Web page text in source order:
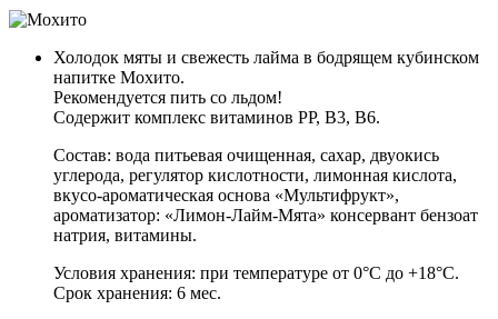
Холодок мяты и свежесть лайма в бодрящем кубинском
напитке Мохито.
Рекомендуется пить со льдом!
Содержит комплекс витаминов PP, B3, B6.
Состав: вода питьевая очищенная, сахар, двуокись
углерода, регулятор кислотности, лимонная кислота,
вкусо-ароматическая основа «Мультифрукт»,
ароматизатор: «Лимон-Лайм-Мята» консервант бензоат
натрия, витамины.
Условия хранения: при температуре от 0°C до +18°C.
Срок хранения: 6 мес.